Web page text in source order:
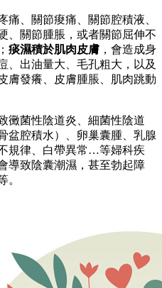
痛、關節痠痛、關節腔積液、
、關節腫脹，或者關節屈伸不
痰濕積於肌肉皮膚 ，會造成身
、出油量大、毛孔粗大，以及
膚發癢、皮膚腫脹、肌肉跳動
黴菌性陰道炎、細菌性陰道
盆腔積水）、卵巢囊腫、乳腺
規律、白帶異常…等婦科疾
導致陰囊潮濕，甚至勃起障
。